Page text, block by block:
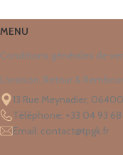
MENU
Conditions générales de
Livraison, Retour &
13 Rue Meynadier,
Téléphone: +33 04 93 68
Email: contact@tpgk.fr